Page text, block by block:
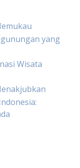
yang
Wisata